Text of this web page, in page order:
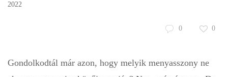
2022
0 0
Gondolkodtál már azon, hogy melyik menyasszony ne